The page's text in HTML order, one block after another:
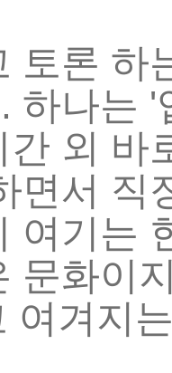
토론 하
. 하나는 '
간 외 바
면서 직
여기는
문화이
여겨지